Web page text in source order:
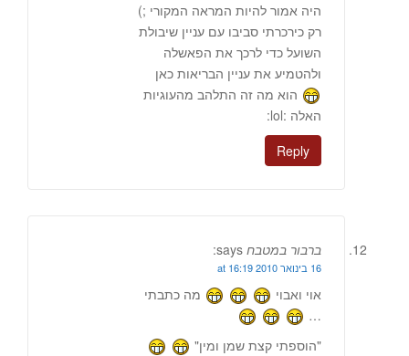
היה אמור להיות המראה המקורי ;)
רק כירכרתי סביבו עם עניין שיבולת
השועל כדי לרכך את הפאשלה
ולהטמיע את עניין הבריאות כאן
הוא מה זה התלהב מהעוגיות
האלה :lol:
Reply
ברבור במטבח says:
16 בינואר 2010 at 16:19
אוי ואבוי
מה כתבתי
…
"הוספתי קצת שמן ומין"